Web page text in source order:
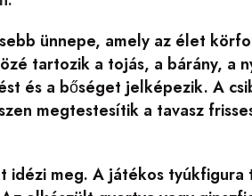
ünnepe, amely az élet
tartozik a tojás, a bárány, a
és a bőséget jelképezik. A
megtestesítik a tavasz
idézi meg. A játékos tyúkfigura